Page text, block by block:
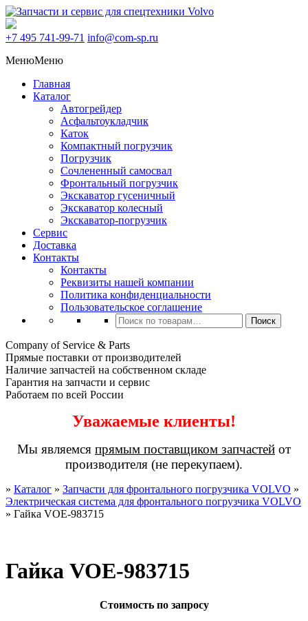
+7 495 741-99-71 info@com-sp.ru
МенюМеню
Главная
Каталог
Автогрейдер
Асфальтоукладчик
Каток
Компактный погрузчик
Погрузчик
Сочлененный самосвал
Фронтальный погрузчик
Экскаватор гусеничный
Экскаватор колесный
Экскаватор-погрузчик
Сервис
Доставка
Контакты
Контакты
Реквизиты нашей компании
Политика конфиденциальности
Пользовательское соглашение
Искать:
Поиск
Company of Service & Parts
Прямые поставки от производителей
Наличие запчастей на собственном складе
Гарантия на запчасти и сервис
Работаем по всей России
Уважаемые клиенты!
Мы являемся прямым поставщиком запчастей от
производителя (не перекупаем).
» Каталог » Запчасти для фронтального погрузчика VOLVO »
Электрическая система для фронтального погрузчика VOLVO
» Гайка VOE-983715
Гайка VOE-983715
Стоимость по запросу